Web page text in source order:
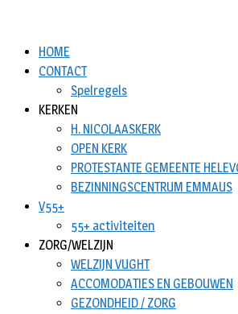
HOME
CONTACT
Spelregels
KERKEN
H. NICOLAASKERK
OPEN KERK
PROTESTANTE GEMEENTE
BEZINNINGSCENTRUM EMMAUS
V55+
55+ activiteiten
ZORG/WELZIJN
WELZIJN VUGHT
ACCOMODATIES EN GEBOUWEN
GEZONDHEID / ZORG